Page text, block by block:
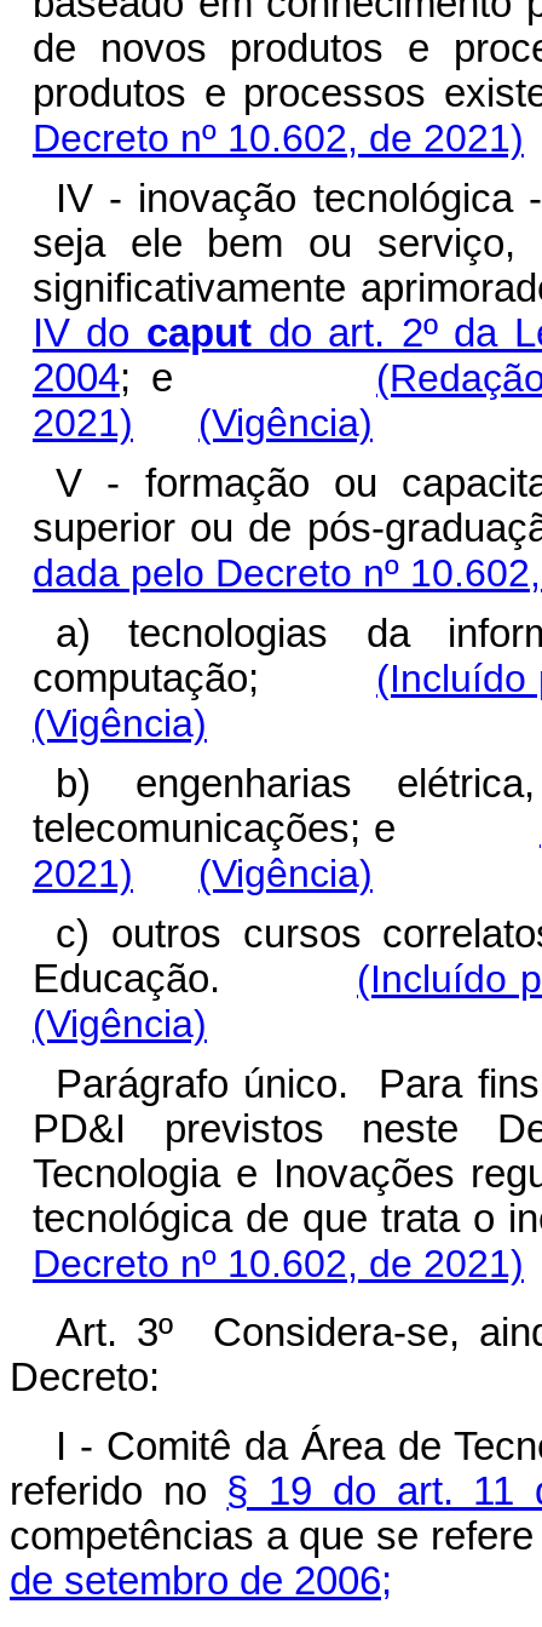
de novos produtos e
produtos e processos
Decreto nº 10.602, de 2021)
IV - inovação tecnológica
seja ele bem ou serviço,
significativamente
IV do caput do art. 2º da
2004; e
2021)
(Vigência)
V - formação ou
superior ou de pós-
dada pelo Decreto nº
a) tecnologias da
computação;
(Incluído
(Vigência)
b) engenharias
telecomunicações; e
2021)
(Vigência)
c) outros cursos
Educação.
(Incluído
(Vigência)
Parágrafo único. Para
PD&I previstos neste
Tecnologia e Inovações
tecnológica de que trata o
Decreto nº 10.602, de 2021)
Art. 3º Considera-se,
Decreto:
I - Comitê da Área de
referido no § 19 do art. 11
competências a que se
de setembro de 2006;